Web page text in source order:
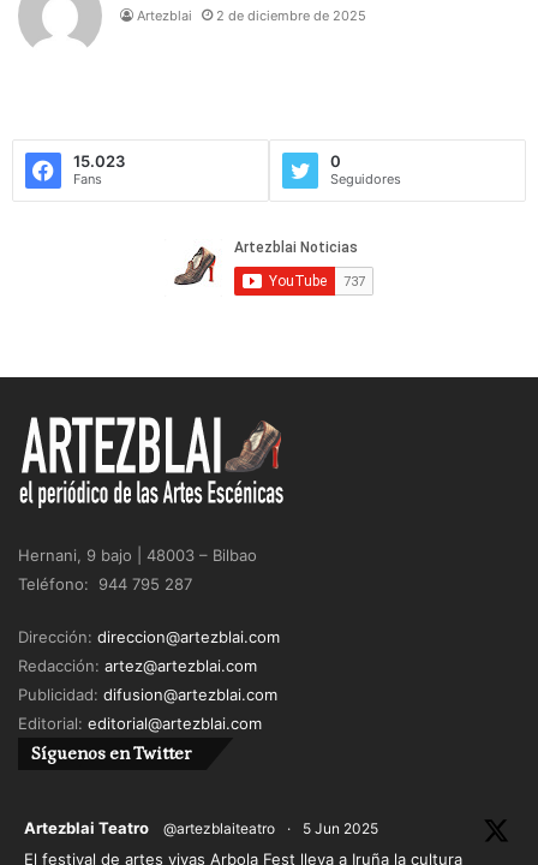
Artezblai 2 de diciembre de 2025
15.023
Fans
0
Seguidores
Hernani, 9 bajo | 48003 – Bilbao
Teléfono: 944 795 287
Dirección: direccion@artezblai.com
Redacción: artez@artezblai.com
Publicidad: difusion@artezblai.com
Editorial: editorial@artezblai.com
Síguenos en Twitter
Artezblai Teatro @artezblaiteatro · 5 Jun 2025
El festival de artes vivas Arbola Fest lleva a Iruña la cultura